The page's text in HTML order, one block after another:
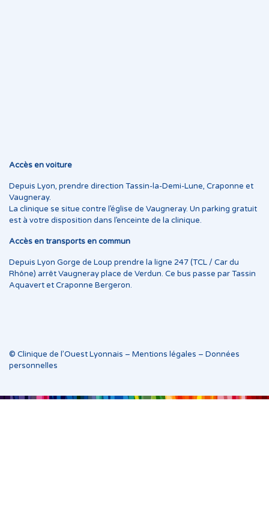
Accès en voiture
Depuis Lyon, prendre direction Tassin-la-Demi-Lune, Craponne et
Vaugneray.
La clinique se situe contre l’église de Vaugneray. Un parking gratuit
est à votre disposition dans l’enceinte de la clinique.
Accès en transports en commun
Depuis Lyon Gorge de Loup prendre la ligne 247 (TCL / Car du
Rhône) arrêt Vaugneray place de Verdun. Ce bus passe par Tassin
Aquavert et Craponne Bergeron.
© Clinique de l’Ouest Lyonnais – Mentions légales – Données
personnelles